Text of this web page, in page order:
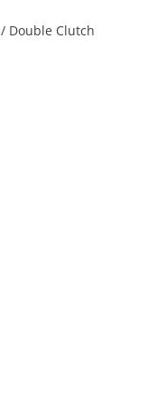
/ Double Clutch